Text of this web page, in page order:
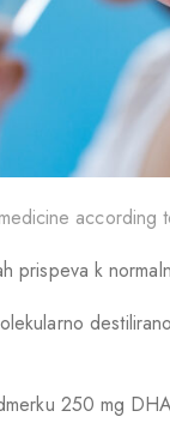
according
prispeva k
250 mg